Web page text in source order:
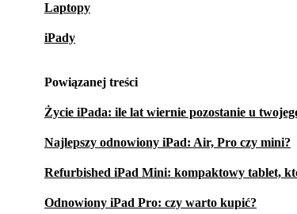
Laptopy
iPady
Powiązanej treści
Życie iPada: ile lat wiernie pozostanie u
Najlepszy odnowiony iPad: Air, Pro czy mini?
Refurbished iPad Mini: kompaktowy tablet,
Odnowiony iPad Pro: czy warto kupić?